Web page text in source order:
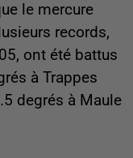
le mercure
records,
ont été battus
à Trappes
degrés à Maule